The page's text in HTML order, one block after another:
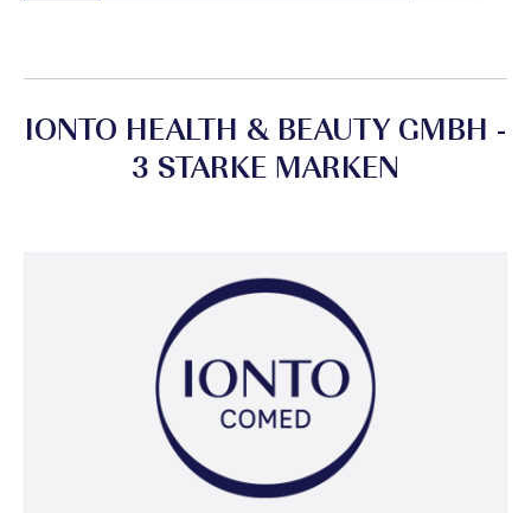
IONTO HEALTH & BEAUTY GMBH -
3 STARKE MARKEN